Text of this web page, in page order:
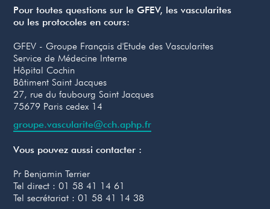
Pour toutes questions sur le GFEV, les vascularites
ou les protocoles en cours:
GFEV - Groupe Français d'Etude des Vascularites
Service de Médecine Interne
Hôpital Cochin
Bâtiment Saint Jacques
27, rue du faubourg Saint Jacques
75679 Paris cedex 14
groupe.vascularite@cch.aphp.fr
Vous pouvez aussi contacter :
Pr Benjamin Terrier
‍Tel direct : 01 58 41 14 61
Tel secrétariat : 01 58 41 14 38